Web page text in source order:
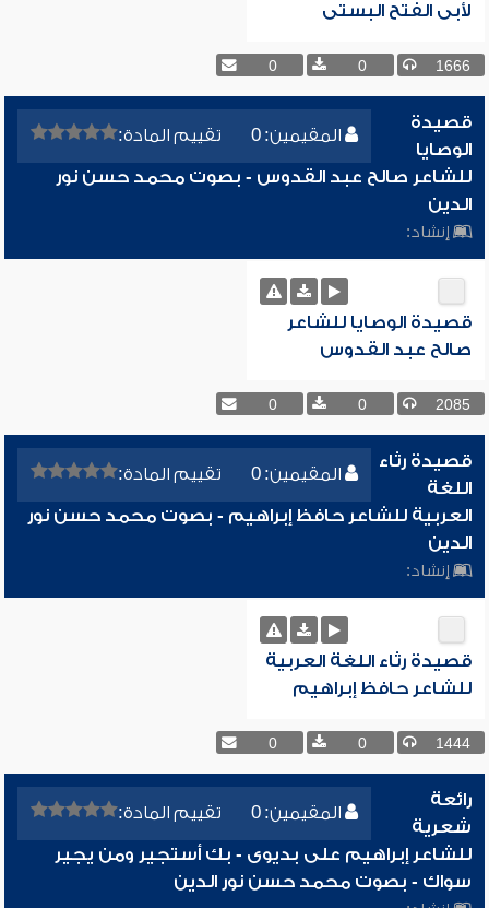
لأبى الفتح البستى
1666
0
0
المقيمين: 0 تقييم المادة:
قصيدة
الوصايا
للشاعر صالح عبد القدوس - بصوت محمد حسن نور
الدين
إنشاد:
قصيدة الوصايا للشاعر
صالح عبد القدوس
2085
0
0
المقيمين: 0 تقييم المادة:
قصيدة رثاء
اللغة
العربية للشاعر حافظ إبراهيم - بصوت محمد حسن نور
الدين
إنشاد:
قصيدة رثاء اللغة العربية
للشاعر حافظ إبراهيم
1444
0
0
المقيمين: 0 تقييم المادة:
رائعة
شعرية
للشاعر إبراهيم على بديوى - بك أستجير ومن يجير
سواك - بصوت محمد حسن نور الدين